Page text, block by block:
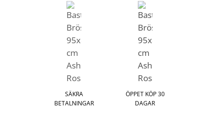
SÄKRA
BETALNINGAR
ÖPPET KÖP 30
DAGAR